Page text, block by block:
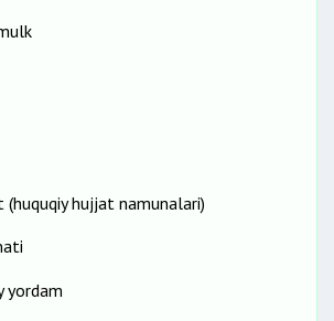
(huquqiy hujjat namunalari)
yordam